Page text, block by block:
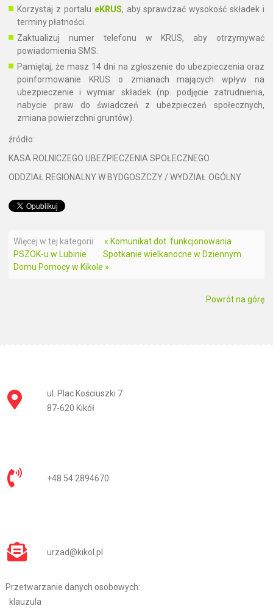
Korzystaj z portalu eKRUS, aby sprawdzać wysokość składek i
terminy płatności.
Zaktualizuj numer telefonu w KRUS, aby otrzymywać
powiadomienia SMS.
Pamiętaj, że masz 14 dni na zgłoszenie do ubezpieczenia oraz
poinformowanie KRUS o zmianach mających wpływ na
ubezpieczenie i wymiar składek (np. podjęcie zatrudnienia,
nabycie praw do świadczeń z ubezpieczeń społecznych,
zmiana powierzchni gruntów).
źródło:
KASA ROLNICZEGO UBEZPIECZENIA SPOŁECZNEGO
ODDZIAŁ REGIONALNY W BYDGOSZCZY / WYDZIAŁ OGÓLNY
Więcej w tej kategorii:
« Komunikat dot. funkcjonowania
PSZOK-u w Lubinie
Spotkanie wielkanocne w Dziennym
Domu Pomocy w Kikole »
Powrót na górę
ul. Plac Kościuszki 7
87-620 Kikół
+48 54 2894670
urzad@kikol.pl
Przetwarzanie danych osobowych:
klauzula